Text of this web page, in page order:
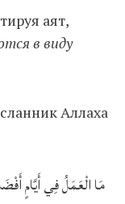
аят,
в виду
Аллаха
مَا الْعَمَلُ فِي أَيَّامٍ